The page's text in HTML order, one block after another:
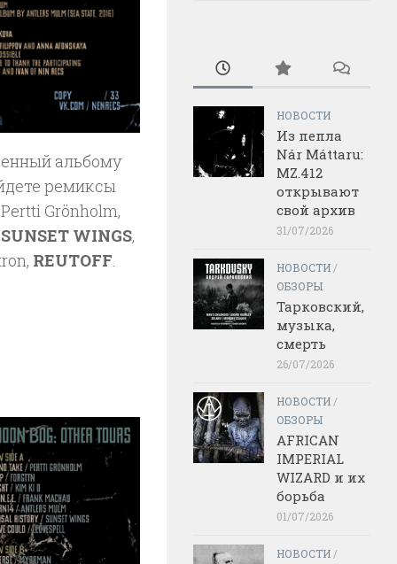
альбому
ремиксы
Grönholm,
SUNSET WINGS,
REUTOFF
НОВОСТИ
Из пепла
Nár Máttaru:
MZ.412
открывают
свой архив
31/07/2026
НОВОСТИ /
ОБЗОРЫ
Тарковский,
музыка,
смерть
26/07/2026
НОВОСТИ /
ОБЗОРЫ
AFRICAN
IMPERIAL
WIZARD и их
борьба
01/07/2026
НОВОСТИ /